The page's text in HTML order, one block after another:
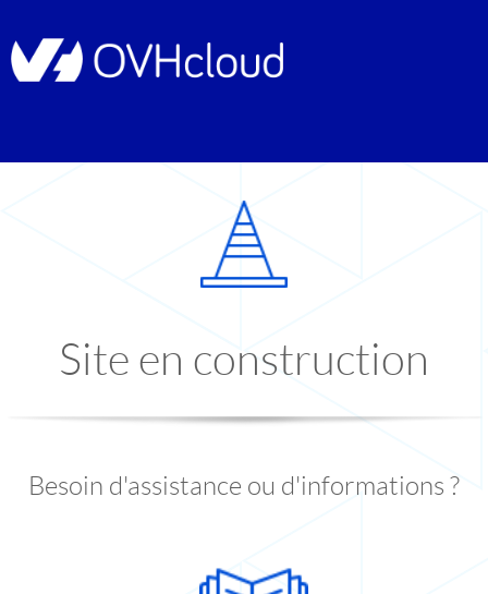
Site en construction
Besoin d'assistance ou d'informations ?